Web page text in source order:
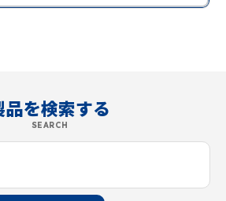
品を検索する
SEARCH